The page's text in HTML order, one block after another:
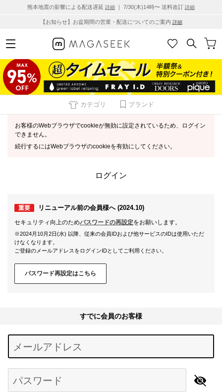
熊本地震の影響による配送遅延 詳細 ｜ 7/30(木)14時〜 送料改訂 詳細
【お知らせ】お盆期間の営業・配送についてのご案内 詳細
カテゴリ ブランド
お客様のWebブラウザでcookieが無効に設定されているため、ログイン
できません。
続行するにはWebブラウザのcookieを有効にしてください。
ログイン
重要 リニューアル前の会員様へ (2024.10)
セキュリティ向上のためパスワードの再設定をお願いします。
※2024月10月2日(水) 以降、従来の会員IDおよび他サービスのIDは使用いただ
けなくなります。
ご登録のメールアドレスをログインIDとしてご利用ください。
パスワード再設定はこちら
すでに会員のお客様
Begin typing for results.
メールアドレス
パスワード